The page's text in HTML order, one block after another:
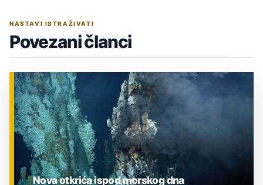
NASTAVI ISTRAŽIVATI
Povezani članci
Nova otkrića ispod morskog dna